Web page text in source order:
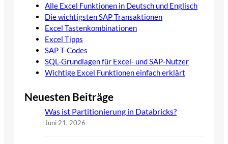
Alle Excel Funktionen in Deutsch und Englisch
Die wichtigsten SAP Transaktionen
Excel Tastenkombinationen
Excel Tipps
SAP T-Codes
SQL-Grundlagen für Excel- und SAP-Nutzer
Wichtige Excel Funktionen einfach erklärt
Neuesten Beiträge
Was ist Partitionierung in Databricks?
Juni 21, 2026